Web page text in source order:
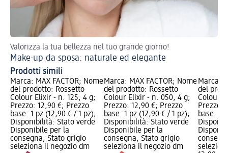
Valorizza la tua bellezza nel tuo grande giorno!
Make-up da sposa: naturale ed elegante
Prodotti simili
Marca: MAX FACTOR; Nome
del prodotto: Rossetto
Colour Elixir - n. 125, 4 g;
Prezzo: 12,90 €; Prezzo
base: 1 pz (12,90 € / 1 pz);
Disponibilità: Stato verde
Disponibile per la
consegna, Stato grigio
seleziona il negozio dm
Marca: MAX FACTOR; Nome
del prodotto: Rossetto
Colour Elixir - n. 050, 4 g;
Prezzo: 12,90 €; Prezzo
base: 1 pz (12,90 € / 1 pz);
Disponibilità: Stato verde
Disponibile per la
consegna, Stato grigio
seleziona il negozio dm
Marca:
del
Colour
Prezzo:
base: 1